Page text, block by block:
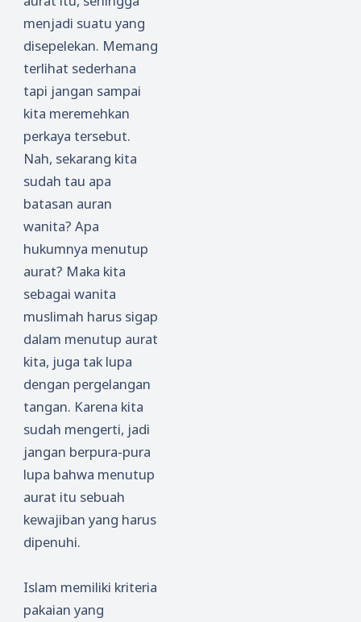
menjadi suatu yang
disepelekan. Memang
terlihat sederhana
tapi jangan sampai
kita meremehkan
perkaya tersebut.
Nah, sekarang kita
sudah tau apa
batasan auran
wanita? Apa
hukumnya menutup
aurat? Maka kita
sebagai wanita
muslimah harus sigap
dalam menutup aurat
kita, juga tak lupa
dengan pergelangan
tangan. Karena kita
sudah mengerti, jadi
jangan berpura-pura
lupa bahwa menutup
aurat itu sebuah
kewajiban yang harus
dipenuhi.
Islam memiliki kriteria
pakaian yang